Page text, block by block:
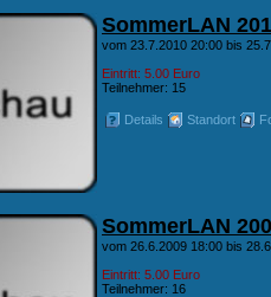
SommerLAN
vom 23.7.2010 20:00 bis
Eintritt: 5.00 Euro
Teilnehmer: 15
Details Standort
SommerLAN
vom 26.6.2009 18:00 bis
Eintritt: 5.00 Euro
Teilnehmer: 16